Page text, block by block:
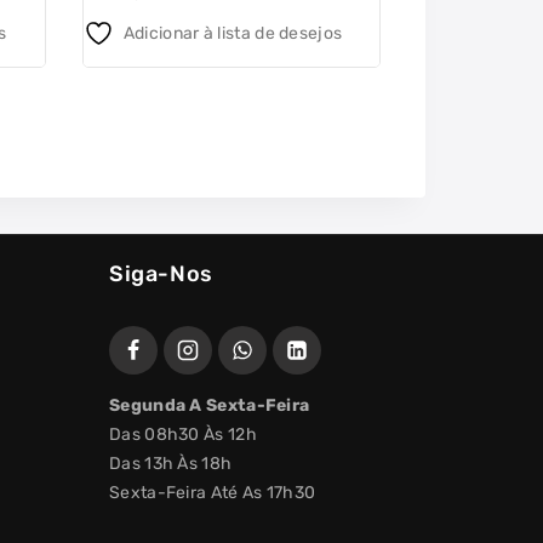
Adicionar à lista de desejos
Siga-Nos
Segunda A Sexta-Feira
Das 08h30 Às 12h
Das 13h Às 18h
Sexta-Feira Até As 17h30